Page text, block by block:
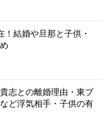
結婚や旦那と子供・
志との離婚理由・東ブ
ど浮気相手・子供の有